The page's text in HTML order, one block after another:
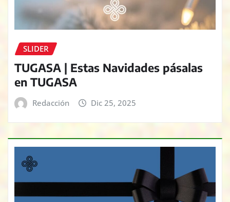
SLIDER
TUGASA | Estas Navidades pásalas
en TUGASA
Redacción Dic 25, 2025